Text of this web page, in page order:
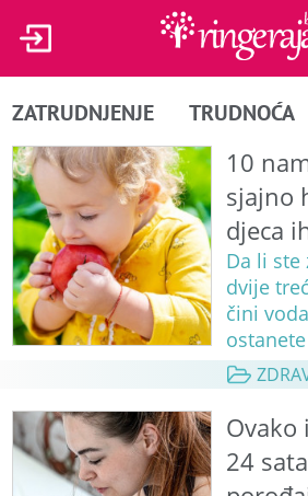
ZATRUDNJENJE TRUDNOĆA
10
sjajno
djeca
Da li
dvije
čini
Ovako
24